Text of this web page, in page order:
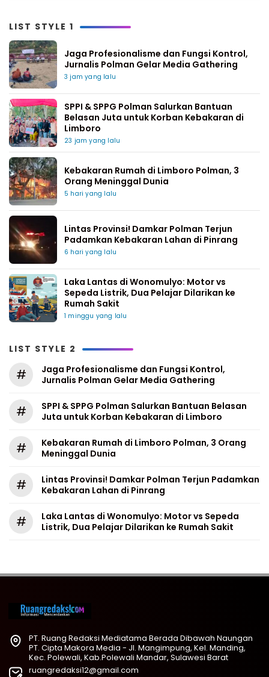
LIST STYLE 1
Jaga Profesionalisme dan Fungsi Kontrol,
Jurnalis Polman Gelar Media Gathering
3 jam yang lalu
SPPI & SPPG Polman Salurkan Bantuan
Belasan Juta untuk Korban Kebakaran di
Limboro
23 jam yang lalu
Kebakaran Rumah di Limboro Polman, 3
Orang Meninggal Dunia
5 hari yang lalu
Lintas Provinsi! Damkar Polman Terjun
Padamkan Kebakaran Lahan di Pinrang
6 hari yang lalu
Laka Lantas di Wonomulyo: Motor vs
Sepeda Listrik, Dua Pelajar Dilarikan ke
Rumah Sakit
1 minggu yang lalu
LIST STYLE 2
#
Jaga Profesionalisme dan Fungsi Kontrol,
Jurnalis Polman Gelar Media Gathering
#
SPPI & SPPG Polman Salurkan Bantuan Belasan
Juta untuk Korban Kebakaran di Limboro
#
Kebakaran Rumah di Limboro Polman, 3 Orang
Meninggal Dunia
#
Lintas Provinsi! Damkar Polman Terjun Padamkan
Kebakaran Lahan di Pinrang
#
Laka Lantas di Wonomulyo: Motor vs Sepeda
Listrik, Dua Pelajar Dilarikan ke Rumah Sakit
PT. Ruang Redaksi Mediatama Berada Dibawah Naungan
PT. Cipta Makora Media - Jl. Mangimpung, Kel. Manding,
Kec. Polewali, Kab.Polewali Mandar, Sulawesi Barat
ruangredaksi12@gmail.com